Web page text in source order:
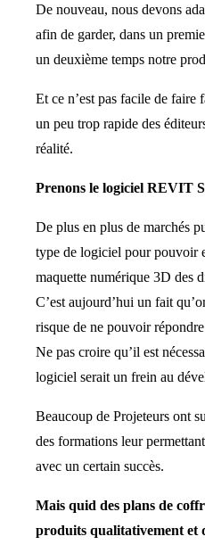
De nouveau, nous devons
afin de garder, dans un
un deuxième temps notre
Et ce n’est pas facile de faire
un peu trop rapide des
réalité.
Prenons le logiciel REVIT
De plus en plus de marchés
type de logiciel pour pouvoir
maquette numérique 3D des
C’est aujourd’hui un fait
risque de ne pouvoir
Ne pas croire qu’il est
logiciel serait un frein au
Beaucoup de Projeteurs ont
des formations leur
avec un certain succès.
Mais quid des plans de
produits qualitativement et